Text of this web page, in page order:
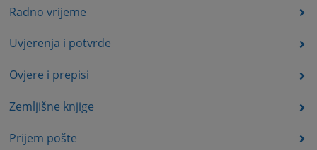
Radno vrijeme
Uvjerenja i potvrde
Ovjere i prepisi
Zemljišne knjige
Prijem pošte